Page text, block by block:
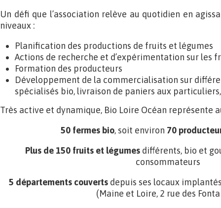
Un défi que l’association relève au quotidien en
niveaux :
Planification des productions de fruits et légumes
Actions de recherche et d’expérimentation sur les
Formation des producteurs
Développement de la commercialisation sur
spécialisés bio, livraison de paniers aux
Très active et dynamique, Bio Loire Océan représente
50 fermes bio, soit environ 70
Plus de 150 fruits et légumesdifférents, bio et
consommateurs
5 départements couvertsdepuis ses locaux
(Maine et Loire, 2 rue des